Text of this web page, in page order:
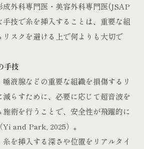
成外科専門医・美容外科専門医(JSAP
手技で糸を挿入することは、重要な組
リスクを避ける上で何よりも大切で
手技
唾液腺などの重要な組織を損傷するリ
減らすために、必要に応じて超音波を
施術を行うことで、安全性が飛躍的に
and Park, 2025）。
糸を挿入する深さや位置をリアルタイ